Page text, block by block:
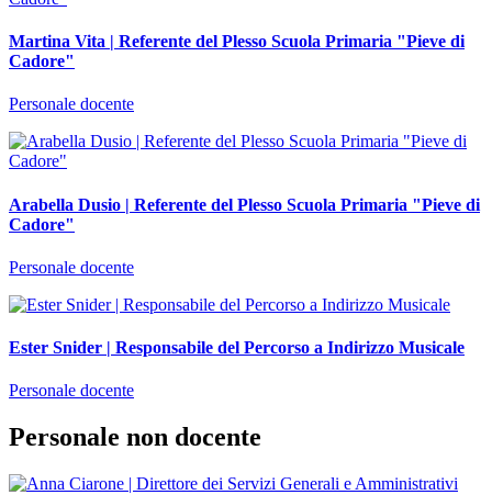
Martina Vita | Referente del Plesso Scuola Primaria "Pieve di
Cadore"
Personale docente
Arabella Dusio | Referente del Plesso Scuola Primaria "Pieve di
Cadore"
Personale docente
Ester Snider | Responsabile del Percorso a Indirizzo Musicale
Personale docente
Personale non docente